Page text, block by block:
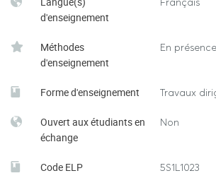
d'enseignement
Méthodes
d'enseignement
En présence
Forme d'enseignement Travaux
Ouvert aux étudiants en
échange
Non
Code ELP 5S1L1023